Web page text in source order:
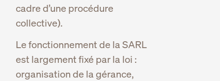
cadre d’une procédure
collective).
Le fonctionnement de la SARL
est largement fixé par la loi :
organisation de la gérance,